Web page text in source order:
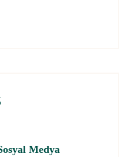
Medya